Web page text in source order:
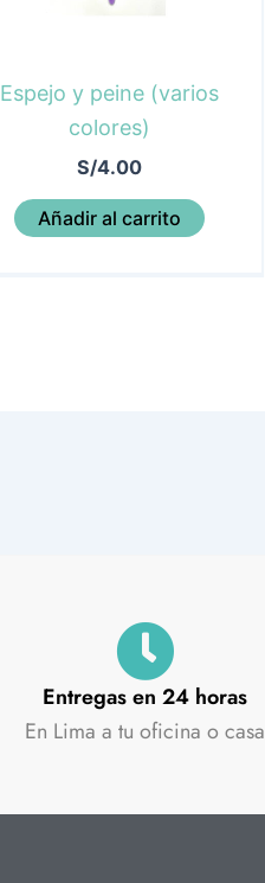
Espejo y peine (varios
colores)
S/4.00
Añadir al carrito
Entregas en 24 horas
En Lima a tu oficina o casa